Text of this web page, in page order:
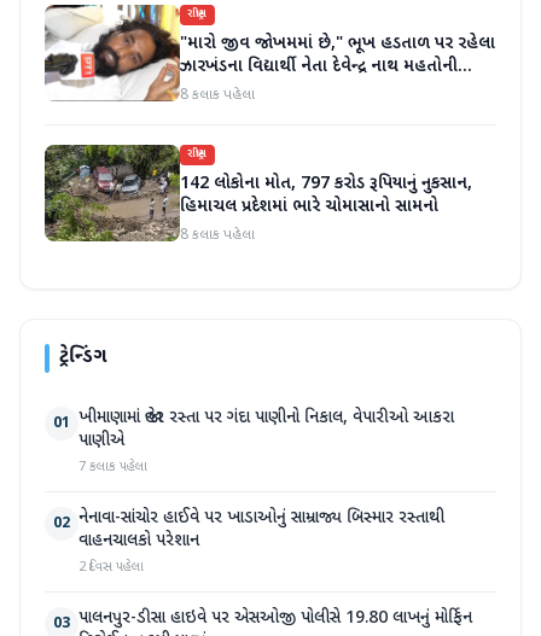
રાષ્ટ્રીય
"મારો જીવ જોખમમાં છે," ભૂખ હડતાળ પર રહેલા
ઝારખંડના વિદ્યાર્થી નેતા દેવેન્દ્ર નાથ મહતોની
તબિયત ખરાબ
8 કલાક પહેલા
રાષ્ટ્રીય
142 લોકોના મોત, 797 કરોડ રૂપિયાનું નુકસાન,
હિમાચલ પ્રદેશમાં ભારે ચોમાસાનો સામનો
8 કલાક પહેલા
ટ્રેન્ડિંગ
01 ખીમાણામાં જાહેર રસ્તા પર ગંદા પાણીનો નિકાલ, વેપારીઓ આકરા
પાણીએ
7 કલાક પહેલા
02 નેનાવા-સાંચોર હાઈવે પર ખાડાઓનું સામ્રાજ્ય બિસ્માર રસ્તાથી
વાહનચાલકો પરેશાન
2 દિવસ પહેલા
03 પાલનપુર-ડીસા હાઇવે પર એસઓજી પોલીસે 19.80 લાખનું મોર્ફિન